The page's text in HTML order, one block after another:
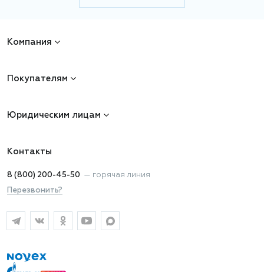
Компания
Покупателям
Юридическим лицам
Контакты
8 (800) 200-45-50 — горячая линия
Перезвонить?